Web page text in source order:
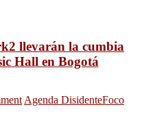
llevarán la cumbia
Hall en Bogotá
Agenda DisidenteFoco